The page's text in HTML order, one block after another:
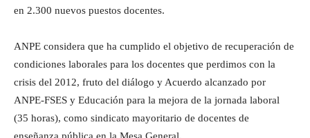
en 2.300 nuevos puestos docentes.
ANPE considera que ha cumplido el objetivo de recuperación de
condiciones laborales para los docentes que perdimos con la
crisis del 2012, fruto del diálogo y Acuerdo alcanzado por
ANPE-FSES y Educación para la mejora de la jornada laboral
(35 horas), como sindicato mayoritario de docentes de
enseñanza pública en la Mesa General.